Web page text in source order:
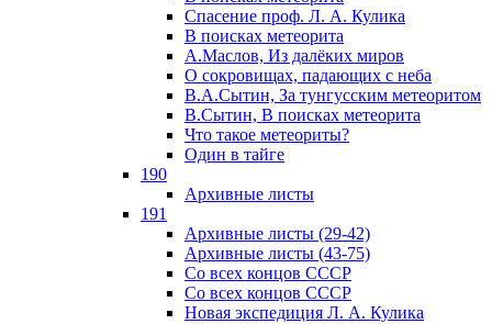
Спасение проф. Л. А. Кулика
В поисках метеорита
А.Маслов, Из далёких миров
О сокровищах, падающих с неба
В.А.Сытин, За тунгусским метеоритом
В.Сытин, В поисках метеорита
Что такое метеориты?
Один в тайге
190
Архивные листы
191
Архивные листы (29-42)
Архивные листы (43-75)
Со всех концов СССР
Со всех концов СССР
Новая экспедиция Л. А. Кулика